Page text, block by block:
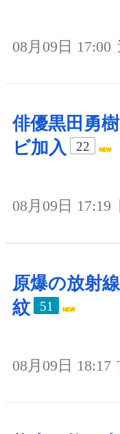
08月09日 17:00
俳優黒田勇
ビ加入
22
08月09日 17:19
原爆の放射
紋
51
08月09日 18:17